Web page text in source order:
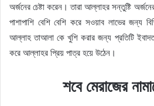
অর্জনের চেষ্টা করেন। তারা আল্লাহর সন্তুষ্টি
পাশাপাশি বেশি বেশি করে সওয়াব লাভের জন্য
আল্লাহ তাআলা কে খুশি করার জন্য প্রতিটি
করে আল্লাহর প্রিয় পাত্র হয়ে উঠেন।
শবে মেরাজের